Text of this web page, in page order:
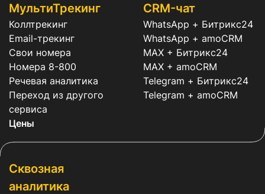
МультиТрекинг
Коллтрекинг
Email-трекинг
Свои номера
Номера 8-800
Речевая аналитика
Переход из другого
сервиса
Цены
CRM-чат
WhatsApp + Битрикс24
WhatsApp + amoCRM
MAX + Битрикс24
MAX + amoCRM
Telegram + Битрикс24
Telegram + amoCRM
Сквозная
аналитика